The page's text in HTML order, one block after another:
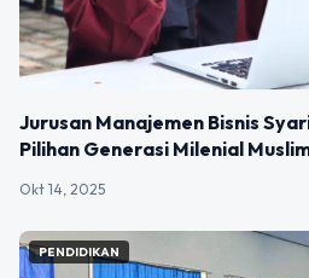
Jurusan Manajemen Bisnis
Pilihan Generasi Milenial
Okt 14, 2025
PENDIDIKAN